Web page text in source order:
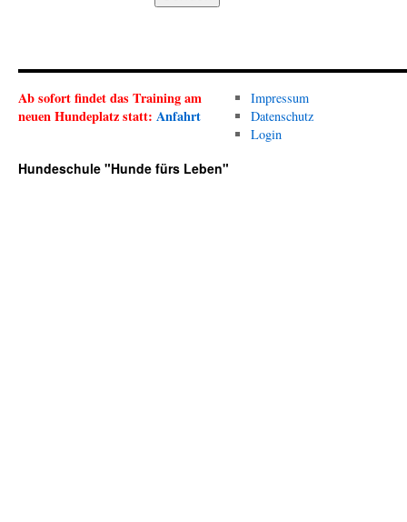
Ab sofort findet das Training am
neuen Hundeplatz statt: Anfahrt
Impressum
Datenschutz
Login
Hundeschule "Hunde fürs Leben"